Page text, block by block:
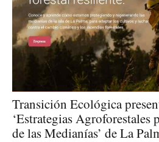
Transición Ecológica
‘Estrategias Agroforestales
de las Medianías’ de La